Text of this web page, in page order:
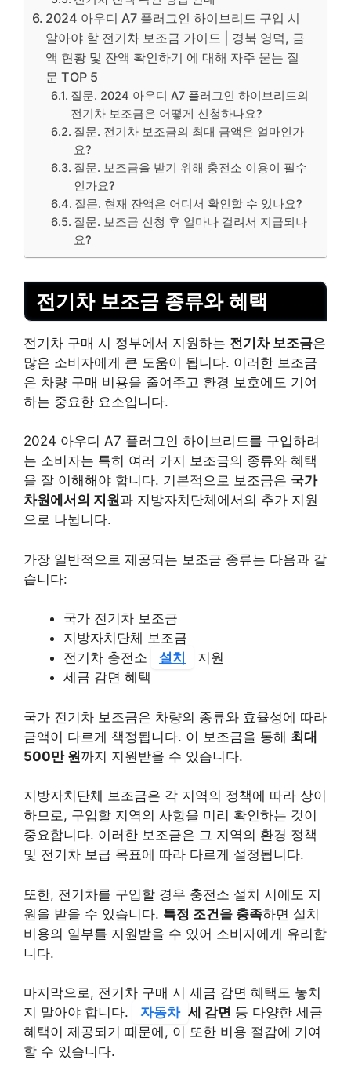
2024 아우디 A7 플러그인 하이브리드 구입 시
알아야 할 전기차 보조금 가이드 | 경북 영덕, 금
액 현황 및 잔액 확인하기 에 대해 자주 묻는 질
문 TOP 5
질문. 2024 아우디 A7 플러그인 하이브리드의
전기차 보조금은 어떻게 신청하나요?
질문. 전기차 보조금의 최대 금액은 얼마인가
요?
질문. 보조금을 받기 위해 충전소 이용이 필수
인가요?
질문. 현재 잔액은 어디서 확인할 수 있나요?
질문. 보조금 신청 후 얼마나 걸려서 지급되나
요?
전기차 보조금 종류와 혜택
전기차 구매 시 정부에서 지원하는 전기차 보조금은
많은 소비자에게 큰 도움이 됩니다. 이러한 보조금
은 차량 구매 비용을 줄여주고 환경 보호에도 기여
하는 중요한 요소입니다.
2024 아우디 A7 플러그인 하이브리드를 구입하려
는 소비자는 특히 여러 가지 보조금의 종류와 혜택
을 잘 이해해야 합니다. 기본적으로 보조금은 국가
차원에서의 지원과 지방자치단체에서의 추가 지원
으로 나뉩니다.
가장 일반적으로 제공되는 보조금 종류는 다음과 같
습니다:
국가 전기차 보조금
지방자치단체 보조금
전기차 충전소
설치
지원
세금 감면 혜택
국가 전기차 보조금은 차량의 종류와 효율성에 따라
금액이 다르게 책정됩니다. 이 보조금을 통해 최대
500만 원까지 지원받을 수 있습니다.
지방자치단체 보조금은 각 지역의 정책에 따라 상이
하므로, 구입할 지역의 사항을 미리 확인하는 것이
중요합니다. 이러한 보조금은 그 지역의 환경 정책
및 전기차 보급 목표에 따라 다르게 설정됩니다.
또한, 전기차를 구입할 경우 충전소 설치 시에도 지
원을 받을 수 있습니다. 특정 조건을 충족하면 설치
비용의 일부를 지원받을 수 있어 소비자에게 유리합
니다.
마지막으로, 전기차 구매 시 세금 감면 혜택도 놓치
지 말아야 합니다.
자동차 세 감면 등 다양한 세금
혜택이 제공되기 때문에, 이 또한 비용 절감에 기여
할 수 있습니다.